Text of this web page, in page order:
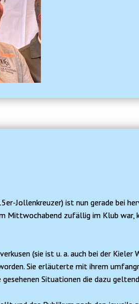
Jollenkreuzer) ist nun gerade bei
Mittwochabend zufällig im Klub war,
(sie ist u. a. auch bei der
Sie erläuterte mit ihrem
Situationen die dazu